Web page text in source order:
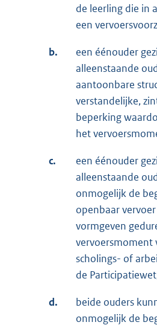
de leerling die in
een
b.
een éénouder
alleenstaande
aantoonbare
verstandelijke,
beperking
het
c.
een éénouder
alleenstaande
onmogelijk de
openbaar
vormgeven
vervoersmoment
scholings- of
de
d.
beide ouders
onmogelijk de